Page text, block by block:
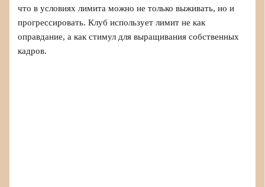
что в условиях лимита можно не только выживать, но и
прогрессировать. Клуб использует лимит не как
оправдание, а как стимул для выращивания собственных
кадров.